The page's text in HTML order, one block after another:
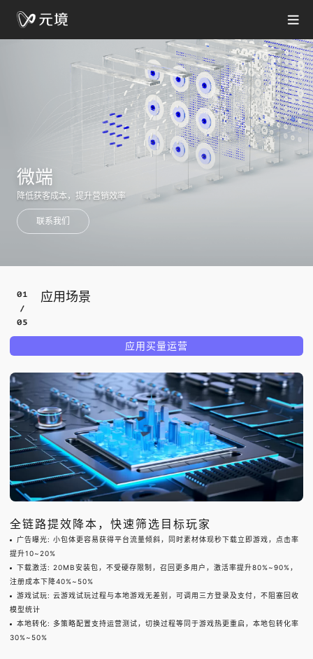
微端
降低获客成本，提升营销效率
联系我们
应用场景
应用买量运营
全链路提效降本，快速筛选目标玩家
广告曝光: 小包体更容易获得平台流量倾斜，同时素材体现秒下载立即游戏，点击率
提升10~20%
下载激活: 20MB安装包，不受硬存限制，召回更多用户，激活率提升80%~90%，
注册成本下降40%~50%
游戏试玩: 云游戏试玩过程与本地游戏无差别，可调用三方登录及支付，不阻塞回收
模型统计
本地转化: 多策略配置支持运营测试，切换过程等同于游戏热更重启，本地包转化率
30%~50%